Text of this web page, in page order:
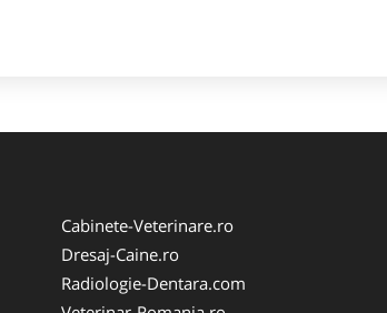
Cabinete-Veterinare.ro
Dresaj-Caine.ro
Radiologie-Dentara.com